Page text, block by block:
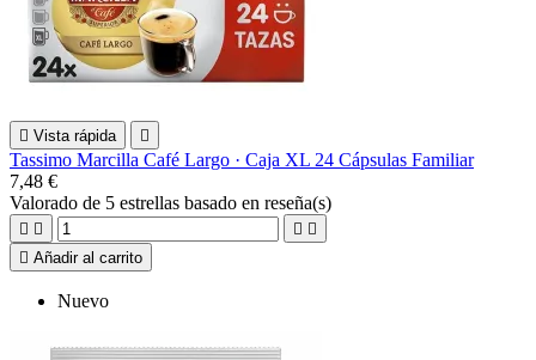
 Vista rápida 
Tassimo Marcilla Café Largo · Caja XL 24 Cápsulas Familiar
7,48 €
Valorado de 5 estrellas basado en reseña(s)
   
 Añadir al carrito
Nuevo